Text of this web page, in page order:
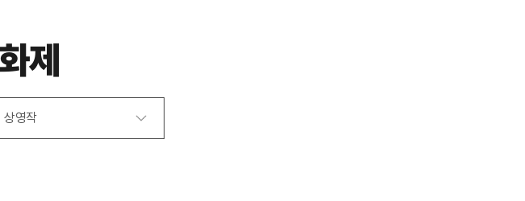
제
상영작